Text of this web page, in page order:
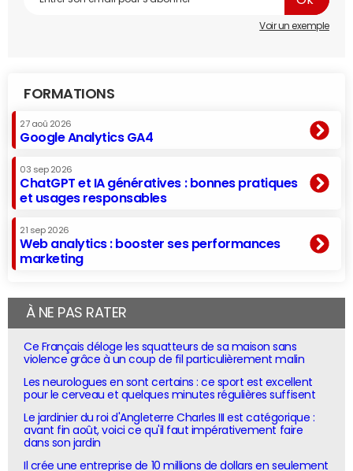
Voir un exemple
FORMATIONS
27 aoû 2026
Google Analytics GA4
03 sep 2026
ChatGPT et IA génératives : bonnes pratiques
et usages responsables
21 sep 2026
Web analytics : booster ses performances
marketing
À NE PAS RATER
Ce Français déloge les squatteurs de sa maison sans
violence grâce à un coup de fil particulièrement malin
Les neurologues en sont certains : ce sport est excellent
pour le cerveau et quelques minutes régulières suffisent
Le jardinier du roi d'Angleterre Charles III est catégorique :
avant fin août, voici ce qu'il faut impérativement faire
dans son jardin
Il crée une entreprise de 10 millions de dollars en seulement